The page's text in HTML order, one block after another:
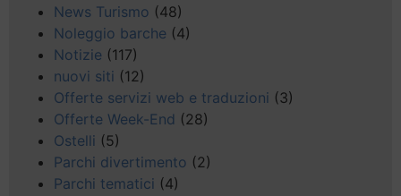
News Turismo (48)
Noleggio barche (4)
Notizie (117)
nuovi siti (12)
Offerte servizi web e traduzioni (3)
Offerte Week-End (28)
Ostelli (5)
Parchi divertimento (2)
Parchi tematici (4)